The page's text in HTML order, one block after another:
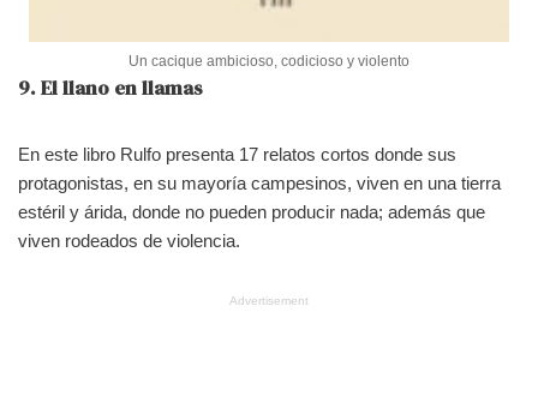
Un cacique ambicioso, codicioso y violento
9. El llano en llamas
En este libro Rulfo presenta 17 relatos cortos donde sus
protagonistas, en su mayoría campesinos, viven en una tierra
estéril y árida, donde no pueden producir nada; además que
viven rodeados de violencia.
Advertisement